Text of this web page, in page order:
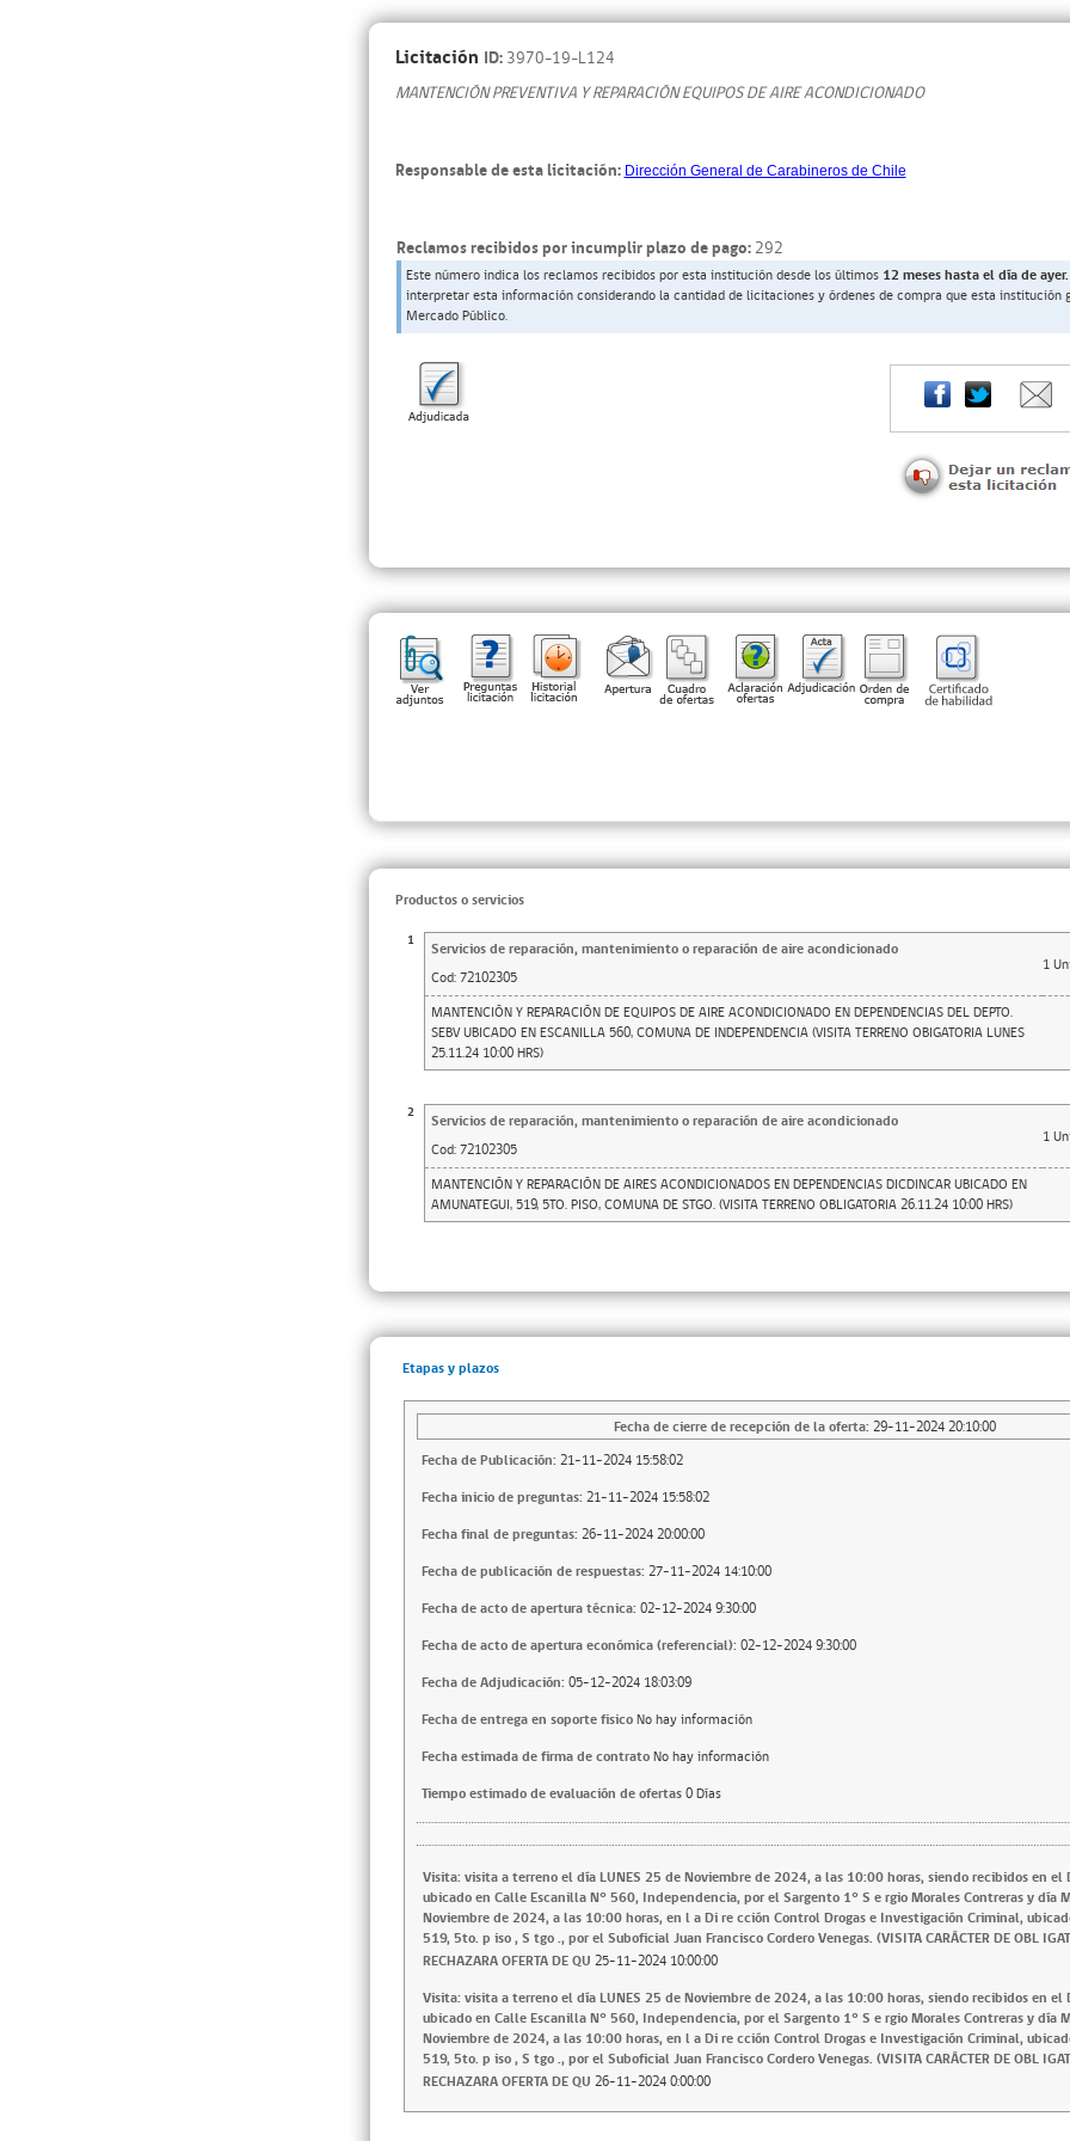
Licitación ID: 3970-19-L124
MANTENCIÓN PREVENTIVA Y REPARACIÓN EQUIPOS DE AIRE ACONDICIONADO
Responsable de esta licitación:Dirección General de Carabineros de Chile
Reclamos recibidos por incumplir plazo de pago: 292
Este número indica los reclamos recibidos por esta institución desde los últimos 12 meses hasta el día de ayer.
interpretar esta información considerando la cantidad de licitaciones y órdenes de compra que esta institución
Mercado Público.
Productos o servicios
1 Servicios de reparación, mantenimiento o reparación de aire acondicionado
1
Cod: 72102305
MANTENCIÓN Y REPARACIÓN DE EQUIPOS DE AIRE ACONDICIONADO EN DEPENDENCIAS DEL DEPTO.
SEBV UBICADO EN ESCANILLA 560, COMUNA DE INDEPENDENCIA (VISITA TERRENO OBIGATORIA LUNES
25.11.24 10:00 HRS)
2 Servicios de reparación, mantenimiento o reparación de aire acondicionado
1
Cod: 72102305
MANTENCIÓN Y REPARACIÓN DE AIRES ACONDICIONADOS EN DEPENDENCIAS DICDINCAR UBICADO EN
AMUNATEGUI, 519, 5TO. PISO, COMUNA DE STGO. (VISITA TERRENO OBLIGATORIA 26.11.24 10:00 HRS)
Etapas y plazos
Fecha de cierre de recepción de la oferta: 29-11-2024 20:10:00
Fecha de Publicación: 21-11-2024 15:58:02
Fecha inicio de preguntas: 21-11-2024 15:58:02
Fecha final de preguntas: 26-11-2024 20:00:00
Fecha de publicación de respuestas: 27-11-2024 14:10:00
Fecha de acto de apertura técnica: 02-12-2024 9:30:00
Fecha de acto de apertura económica (referencial): 02-12-2024 9:30:00
Fecha de Adjudicación: 05-12-2024 18:03:09
Fecha de entrega en soporte fisicoNo hay información
Fecha estimada de firma de contratoNo hay información
Tiempo estimado de evaluación de ofertas0 Días
Visita: visita a terreno el día LUNES 25 de Noviembre de 2024, a las 10:00 horas, siendo recibidos en el
ubicado en Calle Escanilla N° 560, Independencia, por el Sargento 1° S e rgio Morales Contreras y día
Noviembre de 2024, a las 10:00 horas, en l a Di re cción Control Drogas e Investigación Criminal,
519, 5to. p iso , S tgo ., por el Suboficial Juan Francisco Cordero Venegas. (VISITA CARÁCTER DE OBL
RECHAZARA OFERTA DE QU 25-11-2024 10:00:00
Visita: visita a terreno el día LUNES 25 de Noviembre de 2024, a las 10:00 horas, siendo recibidos en el
ubicado en Calle Escanilla N° 560, Independencia, por el Sargento 1° S e rgio Morales Contreras y día
Noviembre de 2024, a las 10:00 horas, en l a Di re cción Control Drogas e Investigación Criminal,
519, 5to. p iso , S tgo ., por el Suboficial Juan Francisco Cordero Venegas. (VISITA CARÁCTER DE OBL
RECHAZARA OFERTA DE QU 26-11-2024 0:00:00